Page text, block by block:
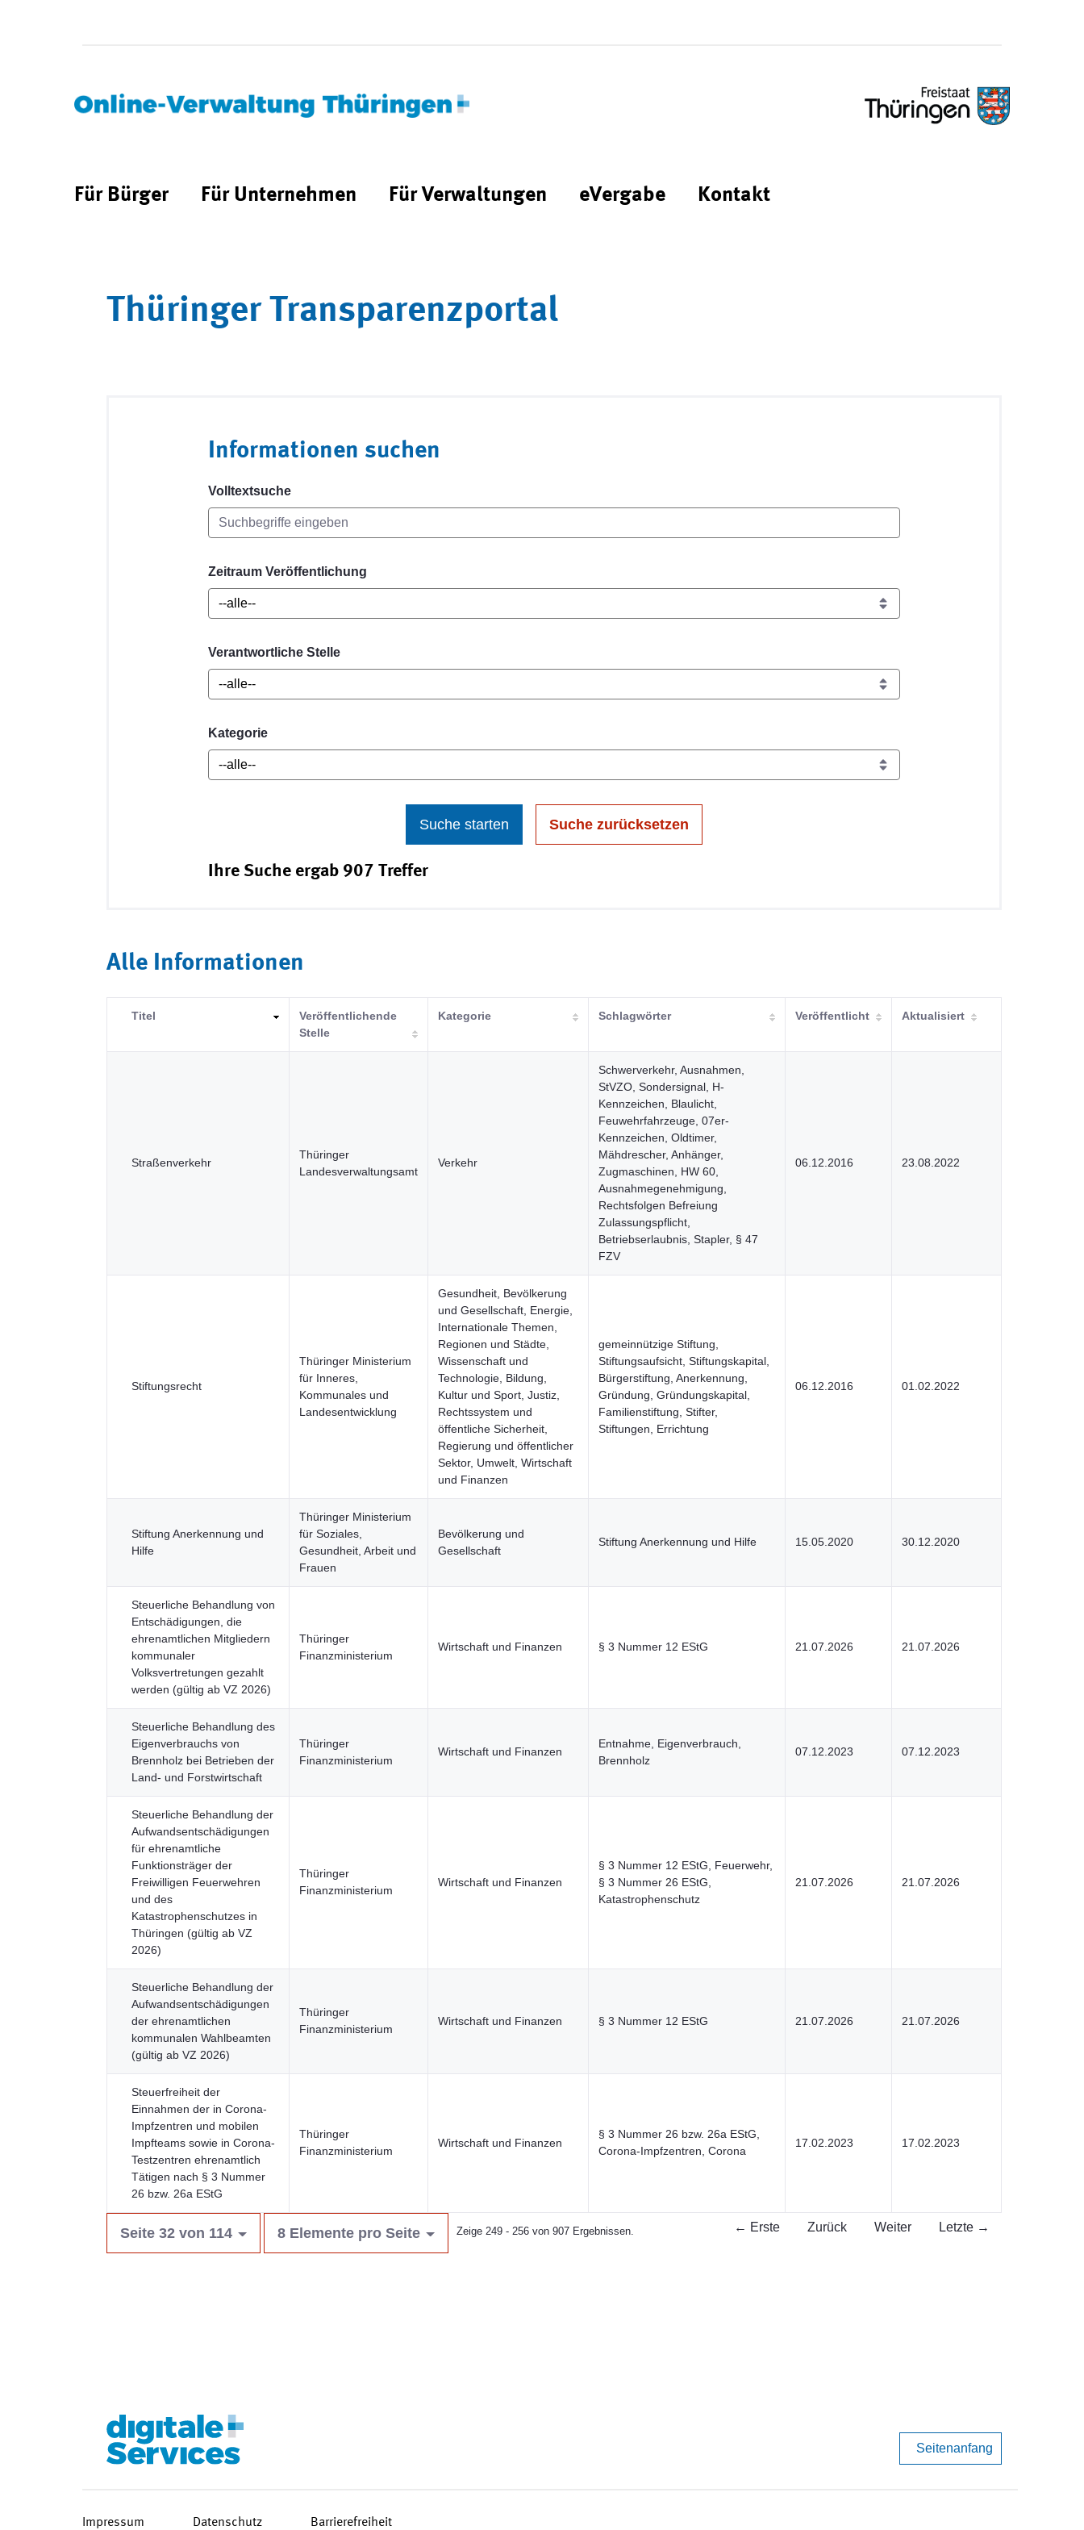
Für Bürger Für Unternehmen Für Verwaltungen eVergabe Kontakt
Thüringer Transparenzportal
Informationen suchen
Volltextsuche
Zeitraum Veröffentlichung
Verantwortliche Stelle
Kategorie
Suche starten Suche zurücksetzen
Ihre Suche ergab 907 Treffer
Alle Informationen
Titel
Veröffentlichende
Stelle
Kategorie Schlagwörter Veröffentlicht Aktualisiert
Straßenverkehr
Thüringer
Landesverwaltungsamt
Verkehr
Schwerverkehr, Ausnahmen,
StVZO, Sondersignal, H-
Kennzeichen, Blaulicht,
Feuwehrfahrzeuge, 07er-
Kennzeichen, Oldtimer,
Mähdrescher, Anhänger,
Zugmaschinen, HW 60,
Ausnahmegenehmigung,
Rechtsfolgen Befreiung
Zulassungspflicht,
Betriebserlaubnis, Stapler, § 47
FZV
06.12.2016 23.08.2022
Stiftungsrecht
Thüringer Ministerium
für Inneres,
Kommunales und
Landesentwicklung
Gesundheit, Bevölkerung
und Gesellschaft, Energie,
Internationale Themen,
Regionen und Städte,
Wissenschaft und
Technologie, Bildung,
Kultur und Sport, Justiz,
Rechtssystem und
öffentliche Sicherheit,
Regierung und öffentlicher
Sektor, Umwelt, Wirtschaft
und Finanzen
gemeinnützige Stiftung,
Stiftungsaufsicht, Stiftungskapital,
Bürgerstiftung, Anerkennung,
Gründung, Gründungskapital,
Familienstiftung, Stifter,
Stiftungen, Errichtung
06.12.2016 01.02.2022
Stiftung Anerkennung und
Hilfe
Thüringer Ministerium
für Soziales,
Gesundheit, Arbeit und
Frauen
Bevölkerung und
Gesellschaft
Stiftung Anerkennung und Hilfe 15.05.2020 30.12.2020
Steuerliche Behandlung von
Entschädigungen, die
ehrenamtlichen Mitgliedern
kommunaler
Volksvertretungen gezahlt
werden (gültig ab VZ 2026)
Thüringer
Finanzministerium
Wirtschaft und Finanzen § 3 Nummer 12 EStG 21.07.2026 21.07.2026
Steuerliche Behandlung des
Eigenverbrauchs von
Brennholz bei Betrieben der
Land- und Forstwirtschaft
Thüringer
Finanzministerium
Wirtschaft und Finanzen
Entnahme, Eigenverbrauch,
Brennholz
07.12.2023 07.12.2023
Steuerliche Behandlung der
Aufwandsentschädigungen
für ehrenamtliche
Funktionsträger der
Freiwilligen Feuerwehren
und des
Katastrophenschutzes in
Thüringen (gültig ab VZ
2026)
Thüringer
Finanzministerium
Wirtschaft und Finanzen
§ 3 Nummer 12 EStG, Feuerwehr,
§ 3 Nummer 26 EStG,
Katastrophenschutz
21.07.2026 21.07.2026
Steuerliche Behandlung der
Aufwandsentschädigungen
der ehrenamtlichen
kommunalen Wahlbeamten
(gültig ab VZ 2026)
Thüringer
Finanzministerium
Wirtschaft und Finanzen § 3 Nummer 12 EStG 21.07.2026 21.07.2026
Steuerfreiheit der
Einnahmen der in Corona-
Impfzentren und mobilen
Impfteams sowie in Corona-
Testzentren ehrenamtlich
Tätigen nach § 3 Nummer
26 bzw. 26a EStG
Thüringer
Finanzministerium
Wirtschaft und Finanzen
§ 3 Nummer 26 bzw. 26a EStG,
Corona-Impfzentren, Corona
17.02.2023 17.02.2023
Seite 32 von 114 8 Elemente pro Seite Zeige 249 - 256 von 907 Ergebnissen. ← Erste Zurück Weiter Letzte →
Seitenanfang
Impressum Datenschutz Barrierefreiheit